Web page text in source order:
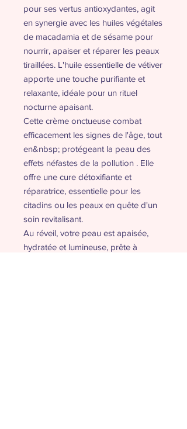
pour ses vertus antioxydantes, agit
en synergie avec les huiles végétales
de macadamia et de sésame pour
nourrir, apaiser et réparer les peaux
tiraillées. L'huile essentielle de vétiver
apporte une touche purifiante et
relaxante, idéale pour un rituel
nocturne apaisant.
Cette crème onctueuse combat
efficacement les signes de l'âge, tout
en&nbsp; protégeant la peau des
effets néfastes de la pollution . Elle
offre une cure détoxifiante et
réparatrice, essentielle pour les
citadins ou les peaux en quête d'un
soin revitalisant.
Au réveil, votre peau est apaisée,
hydratée et lumineuse, prête à